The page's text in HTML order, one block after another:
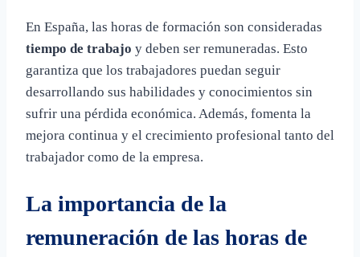
En España, las horas de formación son consideradas
tiempo de trabajo y deben ser remuneradas. Esto
garantiza que los trabajadores puedan seguir
desarrollando sus habilidades y conocimientos sin
sufrir una pérdida económica. Además, fomenta la
mejora continua y el crecimiento profesional tanto del
trabajador como de la empresa.
La importancia de la
remuneración de las horas de